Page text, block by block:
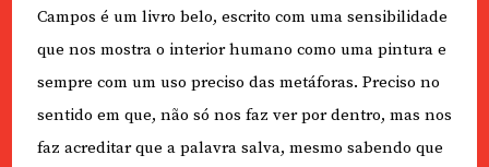
Campos é um livro belo, escrito com uma sensibilidade
que nos mostra o interior humano como uma pintura e
sempre com um uso preciso das metáforas. Preciso no
sentido em que, não só nos faz ver por dentro, mas nos
faz acreditar que a palavra salva, mesmo sabendo que